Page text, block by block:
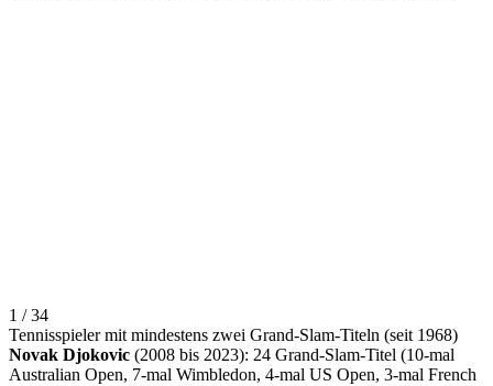
1 / 34
Tennisspieler mit mindestens zwei Grand-Slam-Titeln (seit 1968)
Novak Djokovic (2008 bis 2023): 24 Grand-Slam-Titel (10-mal
Australian Open, 7-mal Wimbledon, 4-mal US Open, 3-mal French